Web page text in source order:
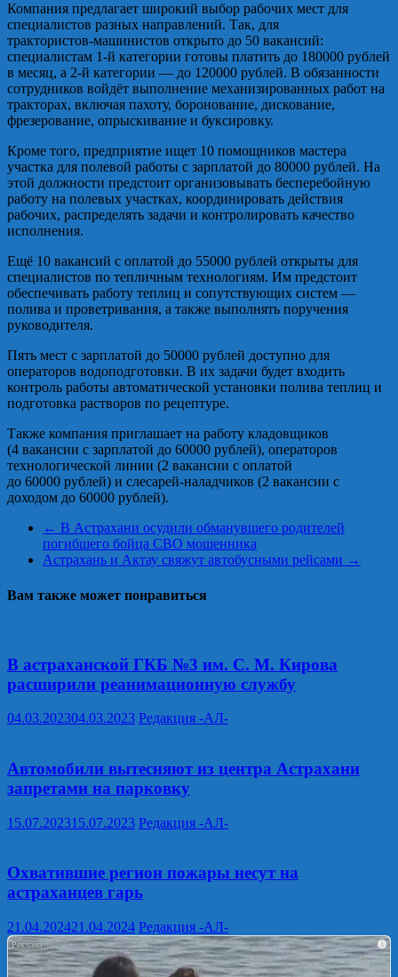
Компания предлагает широкий выбор рабочих мест для
специалистов разных направлений. Так, для
трактористов‑машинистов открыто до 50 вакансий:
специалистам 1‑й категории готовы платить до 180000 рублей
в месяц, а 2‑й категории — до 120000 рублей. В обязанности
сотрудников войдёт выполнение механизированных работ на
тракторах, включая пахоту, боронование, дискование,
фрезерование, опрыскивание и буксировку.
Кроме того, предприятие ищет 10 помощников мастера
участка для полевой работы с зарплатой до 80000 рублей. На
этой должности предстоит организовывать бесперебойную
работу на полевых участках, координировать действия
рабочих, распределять задачи и контролировать качество
исполнения.
Ещё 10 вакансий с оплатой до 55000 рублей открыты для
специалистов по тепличным технологиям. Им предстоит
обеспечивать работу теплиц и сопутствующих систем —
полива и проветривания, а также выполнять поручения
руководителя.
Пять мест с зарплатой до 50000 рублей доступно для
операторов водоподготовки. В их задачи будет входить
контроль работы автоматической установки полива теплиц и
подготовка растворов по рецептуре.
Также компания приглашает на работу кладовщиков
(4 вакансии с зарплатой до 60000 рублей), операторов
технологической линии (2 вакансии с оплатой
до 60000 рублей) и слесарей‑наладчиков (2 вакансии с
доходом до 60000 рублей).
← В Астрахани осудили обманувшего родителей
погибшего бойца СВО мошенника
Астрахань и Актау свяжут автобусными рейсами →
Вам также может понравиться
В астраханской ГКБ №3 им. С. М. Кирова
расширили реанимационную службу
04.03.202304.03.2023 Редакция -АЛ-
Автомобили вытесняют из центра Астрахани
запретами на парковку
15.07.202315.07.2023 Редакция -АЛ-
Охватившие регион пожары несут на
астраханцев гарь
21.04.202421.04.2024 Редакция -АЛ-
i